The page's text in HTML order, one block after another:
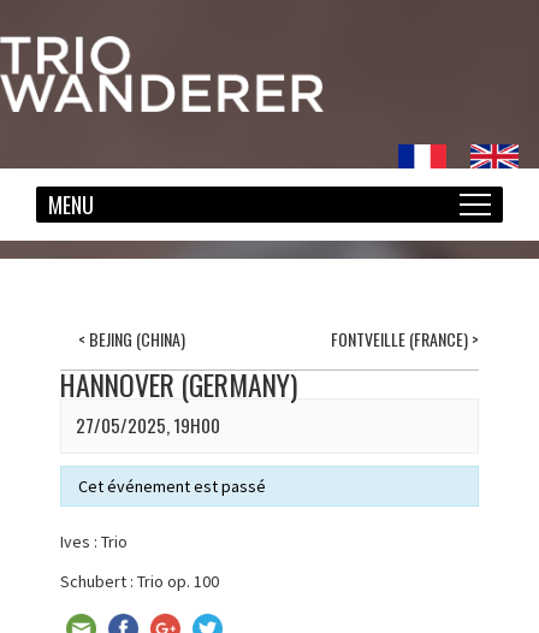
< BEJING (CHINA) FONTVEILLE (FRANCE)>
HANNOVER (GERMANY)
27/05/2025, 19H00
Cet événement est passé
Ives : Trio
Schubert : Trio op. 100